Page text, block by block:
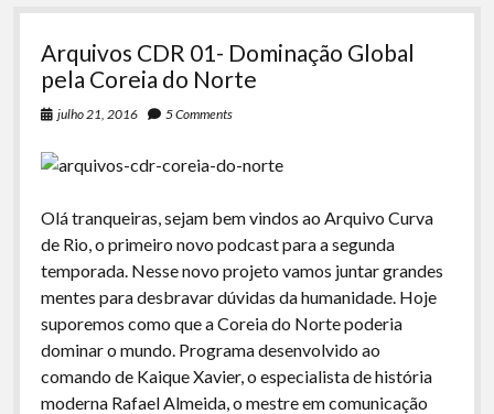
Komos
La Siesta Podcast
Arquivo CDR
Papo Tranqueira
A Ripa É a Lei
Especiais
Preliminares
Lucas Oliveira
Kaique Xavier
Arquivos CDR 01- Dominação Global
pela Coreia do Norte
julho 21, 2016 5 Comments
Olá tranqueiras, sejam bem vindos ao Arquivo Curva
de Rio, o primeiro novo podcast para a segunda
temporada. Nesse novo projeto vamos juntar grandes
mentes para desbravar dúvidas da humanidade. Hoje
suporemos como que a Coreia do Norte poderia
dominar o mundo. Programa desenvolvido ao
comando de Kaique Xavier, o especialista de história
moderna Rafael Almeida, o mestre em comunicação